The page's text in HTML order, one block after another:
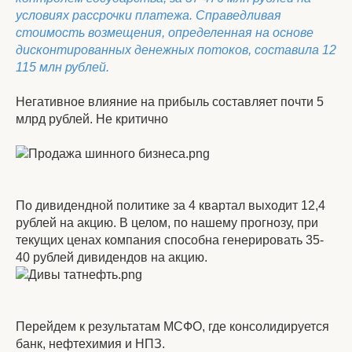
условиях рассрочки платежа. Справедливая
стоимость возмещения, определенная на основе
дисконтированных денежных потоков, составила 12
115 млн рублей.
Негативное влияние на прибыль составляет почти 5
млрд рублей. Не критично
По дивидендной политике за 4 квартал выходит 12,4
рублей на акцию. В целом, по нашему прогнозу, при
текущих ценах компания способна генерировать 35-
40 рублей дивидендов на акцию.
Перейдем к результатам МСФО, где консолидируется
банк, нефтехимия и НПЗ.